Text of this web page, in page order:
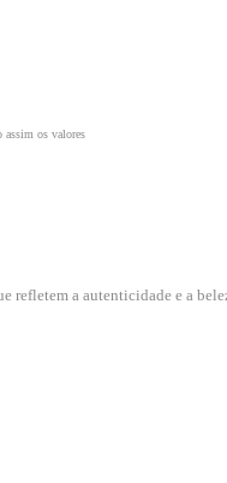
refletem a autenticidade e a